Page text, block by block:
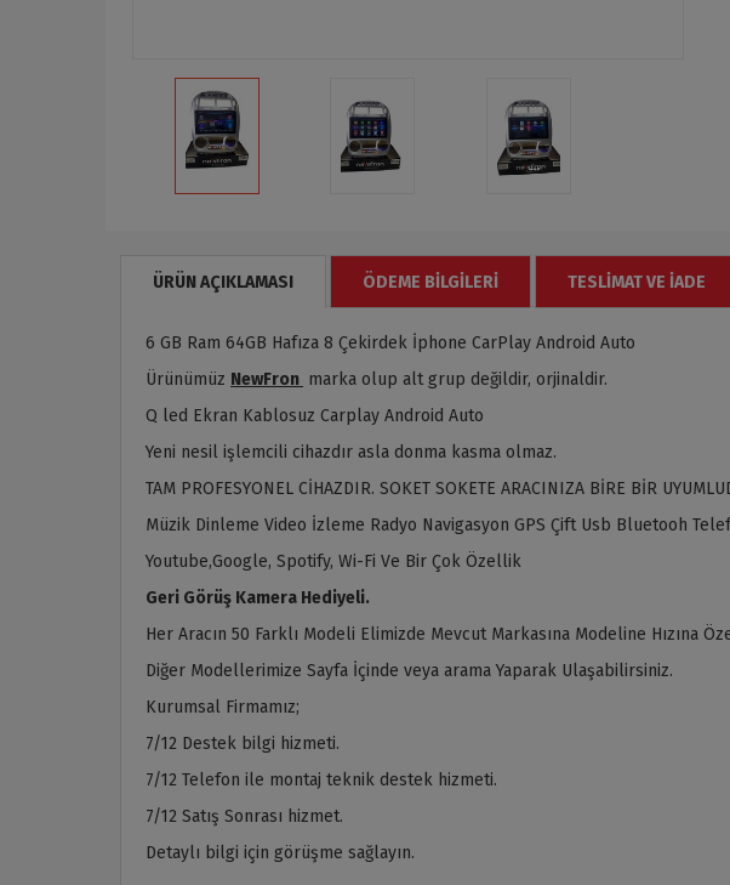
ÜRÜN AÇIKLAMASI ÖDEME BILGILERI TESLIMAT VE İADE
6 GB Ram 64GB Hafıza 8 Çekirdek İphone CarPlay Android Auto
Ürünümüz NewFron marka olup alt grup değildir, orjinaldir.
Q led Ekran Kablosuz Carplay Android Auto
Yeni nesil işlemcili cihazdır asla donma kasma olmaz.
TAM PROFESYONEL CİHAZDIR. SOKET SOKETE ARACINIZA BİRE BİR
Müzik Dinleme Video İzleme Radyo Navigasyon GPS Çift Usb Bluetooh
Youtube,Google, Spotify, Wi-Fi Ve Bir Çok Özellik
Geri Görüş Kamera Hediyeli.
Her Aracın 50 Farklı Modeli Elimizde Mevcut Markasına Modeline Hızına
Diğer Modellerimize Sayfa İçinde veya arama Yaparak Ulaşabilirsiniz.
Kurumsal Firmamız;
7/12 Destek bilgi hizmeti.
7/12 Telefon ile montaj teknik destek hizmeti.
7/12 Satış Sonrası hizmet.
Detaylı bilgi için görüşme sağlayın.